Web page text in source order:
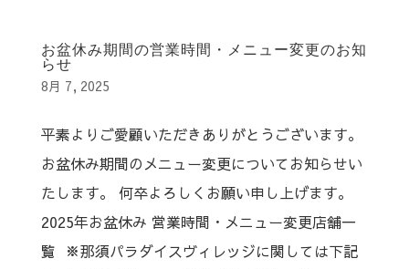
お盆休み期間の営業時間・メニュー変更のお知
らせ
8月 7, 2025
平素よりご愛顧いただきありがとうございます。
お盆休み期間のメニュー変更についてお知らせい
たします。 何卒よろしくお願い申し上げます。
2025年お盆休み 営業時間・メニュー変更店舗一
覧 ※那須パラダイスヴィレッジに関しては下記